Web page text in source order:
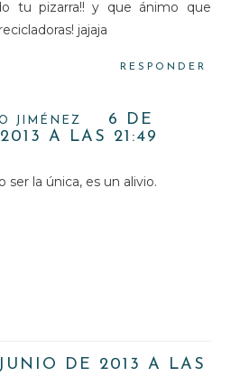
tu pizarra!! y que ánimo que
jajaja
RESPONDER
JIMÉNEZ
6 DE
A LAS 21:49
ser la única, es un alivio.
DE 2013 A LAS